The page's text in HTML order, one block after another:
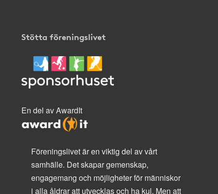
Stötta föreningslivet
En del av AwardIt
Föreningslivet är en viktig del av vårt
samhälle. Det skapar gemenskap,
engagemang och möjligheter för människor
i alla åldrar att utvecklas och ha kul. Men att